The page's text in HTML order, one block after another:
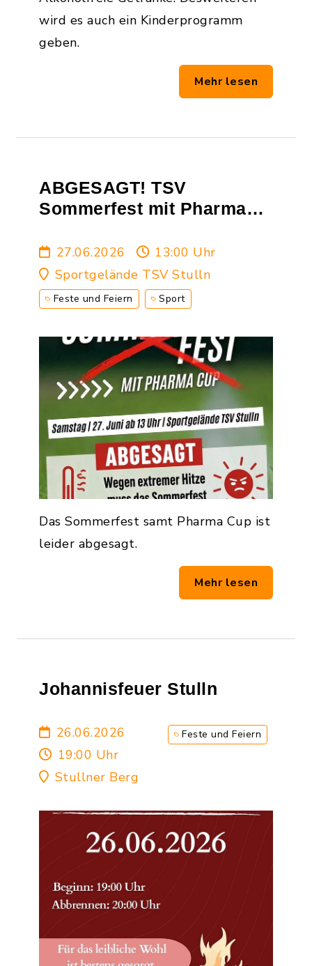
wird es auch ein Kinderprogramm
geben.
Mehr lesen
ABGESAGT! TSV
Sommerfest mit Pharma
27.06.2026
13:00 Uhr
Sportgelände TSV Stulln
Feste und Feiern Sport
Das Sommerfest samt Pharma Cup ist
leider abgesagt.
Mehr lesen
Johannisfeuer Stulln
26.06.2026
19:00 Uhr
Stullner Berg
Feste und Feiern